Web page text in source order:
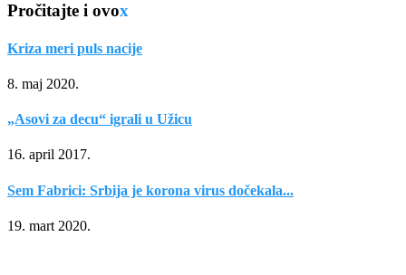
Pročitajte i ovox
Kriza meri puls nacije
8. maj 2020.
„Asovi za decu“ igrali u Užicu
16. april 2017.
Sem Fabrici: Srbija je korona virus dočekala...
19. mart 2020.